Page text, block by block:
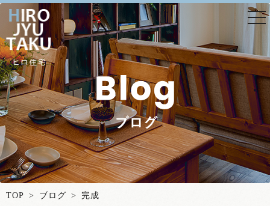
TOP > ブログ > 完成